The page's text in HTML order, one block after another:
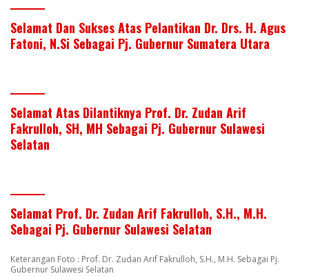
Selamat Dan Sukses Atas Pelantikan Dr. Drs. H. Agus
Fatoni, N.Si Sebagai Pj. Gubernur Sumatera Utara
Selamat Atas Dilantiknya Prof. Dr. Zudan Arif
Fakrulloh, SH, MH Sebagai Pj. Gubernur Sulawesi
Selatan
Selamat Prof. Dr. Zudan Arif Fakrulloh, S.H., M.H.
Sebagai Pj. Gubernur Sulawesi Selatan
Keterangan Foto : Prof. Dr. Zudan Arif Fakrulloh, S.H., M.H. Sebagai Pj.
Gubernur Sulawesi Selatan